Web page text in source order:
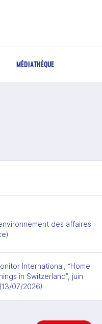
MÉDIATHÈQUE
des affaires
International, “Home
in Switzerland”, juin
07/2026)